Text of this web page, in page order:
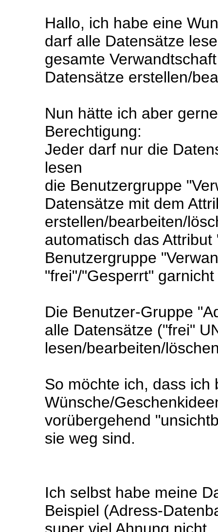
Hallo, ich habe eine
darf alle Datensätze
gesamte
Datensätze erstellen/
Nun hätte ich aber
Berechtigung:
Jeder darf nur die
lesen
die Benutzergruppe
Datensätze mit dem
erstellen/bearbeiten/
automatisch das
Benutzergruppe
"frei"/"Gesperrt"
Die Benutzer-Gruppe
alle Datensätze ("frei"
lesen/bearbeiten/
So möchte ich, dass ich
Wünsche/
vorübergehend
sie weg sind.
Ich selbst habe meine
Beispiel (Adress-